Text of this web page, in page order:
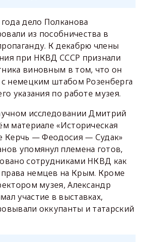
дело Полканова
из пособничества в
К декабрю члены
при НКВД СССР признали
виновным в том, что он
с немецким штабом Розенберга
указания по работе музея.
исследовании Дмитрий
материале «Историческая
Керчь — Феодосия — Судак»
упомянул племена готов,
сотрудниками НКВД как
немцев на Крым. Кроме
музея, Александр
участие в выставках,
оккупанты и татарский